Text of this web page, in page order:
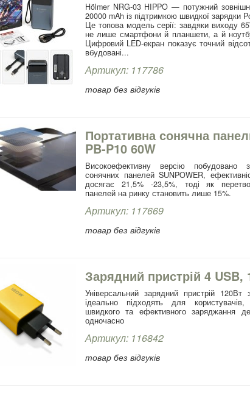
Hölmer NRG-03 HIPPO — потужний
20000 mAh із підтримкою швидкої зарядки
Це топова модель серії: завдяки виходу
не лише смартфони й планшети, а й
Цифровий LED-екран показує точний
вбудовані...
Артикул: 117786
товар без відгуків
Портативна сонячна
PB-P10 60W
Високоефективну версію побудовано
сонячних панелей SUNPOWER,
досягає 21,5% -23,5%, тоді як
панелей на ринку становить лише 15%.
Артикул: 117669
товар без відгуків
Зарядний пристрій 4 USB,
Універсальний зарядний пристрій
ідеально підходять для
швидкого та ефективного заряджання
одночасно
Артикул: 116842
товар без відгуків